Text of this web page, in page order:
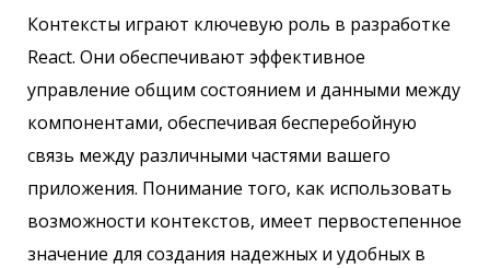
Контексты играют ключевую роль в разработке
React. Они обеспечивают эффективное
управление общим состоянием и данными между
компонентами, обеспечивая бесперебойную
связь между различными частями вашего
приложения. Понимание того, как использовать
возможности контекстов, имеет первостепенное
значение для создания надежных и удобных в